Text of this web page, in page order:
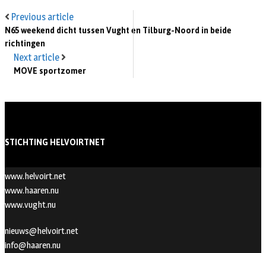
Previous article
N65 weekend dicht tussen Vught en Tilburg-Noord in beide
richtingen
Next article
MOVE sportzomer
STICHTING HELVOIRTNET
www.helvoirt.net
www.haaren.nu
www.vught.nu
nieuws@helvoirt.net
info@haaren.nu